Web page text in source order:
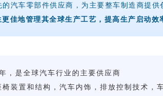
汽车零部件供应商，为主要整车制造商提供
更佳地管理其全球生产工艺，提高生产启动效
，是全球汽车行业的主要供应商
装置和结构，汽车内饰，排放控制技术，